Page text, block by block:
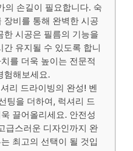
의 손길이 필요합니다. 숙
장비를 통해 완벽한 시공
한 시공은 필름의 기능을
간 유지될 수 있도록 합니
를 더욱 높이는 전문적
험해보세요.
리 드라이빙의 완성! 벤
팅을 더하여, 럭셔리 드
끌어올리세요. 안전성
급스러운 디자인까지 완
최고의 선택이 될 것입